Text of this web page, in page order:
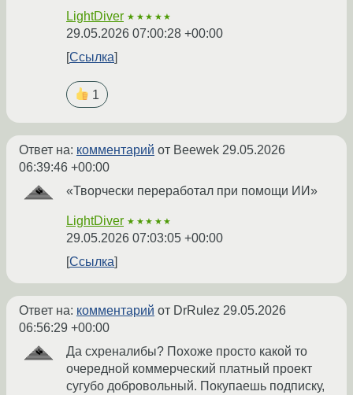
LightDiver ★★★★★
29.05.2026 07:00:28 +00:00
Ссылка
1
Ответ на: комментарий от Beewek 29.05.2026
06:39:46 +00:00
«Творчески переработал при помощи ИИ»
LightDiver ★★★★★
29.05.2026 07:03:05 +00:00
Ссылка
Ответ на: комментарий от DrRulez 29.05.2026
06:56:29 +00:00
Да схреналибы? Похоже просто какой то
очередной коммерческий платный проект
сугубо добровольный. Покупаешь подписку,